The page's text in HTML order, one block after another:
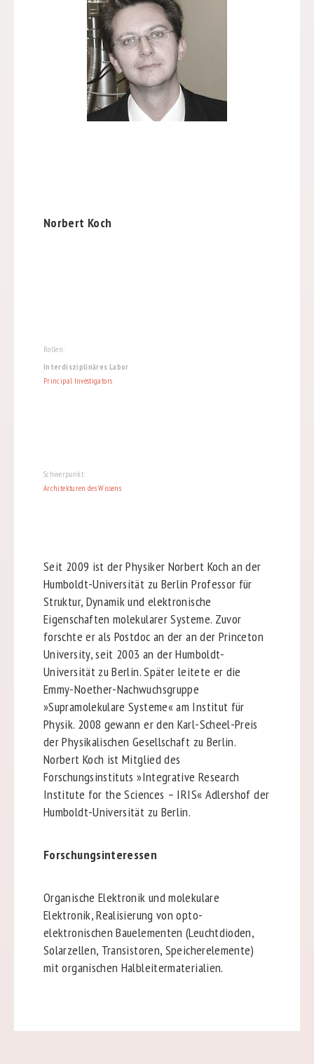
Norbert Koch
Rollen:
Interdisziplinäres Labor
Principal Investigators
Schwerpunkt:
Architekturen des Wissens
Seit 2009 ist der Physiker Norbert Koch an der
Humboldt-Universität zu Berlin Professor für
Struktur, Dynamik und elektronische
Eigenschaften molekularer Systeme. Zuvor
forschte er als Postdoc an der an der Princeton
University, seit 2003 an der Humboldt-
Universität zu Berlin. Später leitete er die
Emmy-Noether-Nachwuchsgruppe
»Supramolekulare Systeme« am Institut für
Physik. 2008 gewann er den Karl-Scheel-Preis
der Physikalischen Gesellschaft zu Berlin.
Norbert Koch ist Mitglied des
Forschungsinstituts »Integrative Research
Institute for the Sciences – IRIS« Adlershof der
Humboldt-Universität zu Berlin.
Forschungsinteressen
Organische Elektronik und molekulare
Elektronik, Realisierung von opto-
elektronischen Bauelementen (Leuchtdioden,
Solarzellen, Transistoren, Speicherelemente)
mit organischen Halbleitermaterialien.